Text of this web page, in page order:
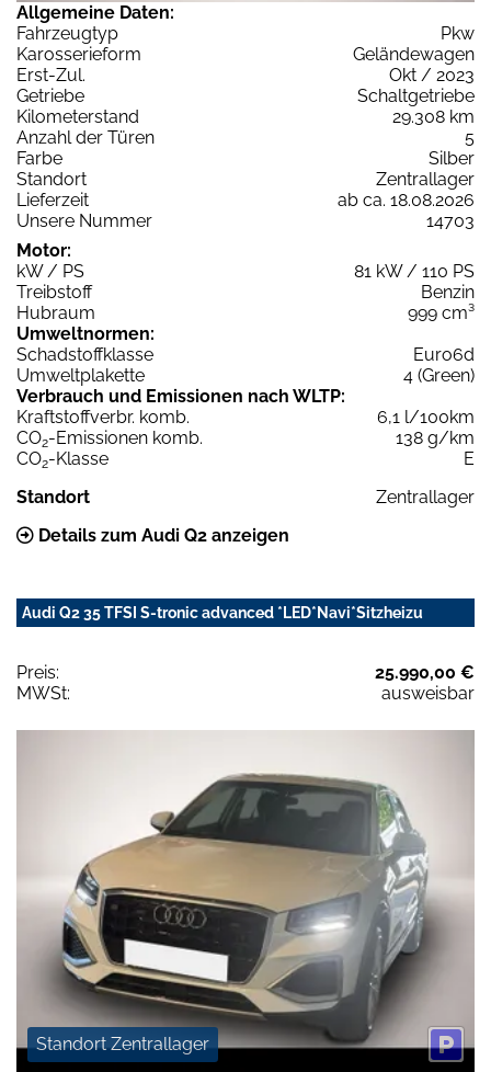
Allgemeine Daten:
Fahrzeugtyp
Pkw
Karosserieform
Geländewagen
Erst-Zul.
Okt / 2023
Getriebe
Schaltgetriebe
Kilometerstand
29.308 km
Anzahl der Türen
5
Farbe
Silber
Standort
Zentrallager
Lieferzeit
ab ca. 18.08.2026
Unsere Nummer
14703
Motor:
kW / PS
81 kW / 110 PS
Treibstoff
Benzin
Hubraum
999 cm³
Umweltnormen:
Schadstoffklasse
Euro6d
Umweltplakette
4 (Green)
Verbrauch und Emissionen nach WLTP:
Kraftstoffverbr. komb.
6,1 l/100km
CO2-Emissionen komb.
138 g/km
CO2-Klasse
E
Standort
Zentrallager
Details zum Audi Q2 anzeigen
Audi Q2 35 TFSI S-tronic advanced *LED*Navi*Sitzheizu
Preis:
25.990,00 €
MWSt:
ausweisbar
Standort Zentrallager